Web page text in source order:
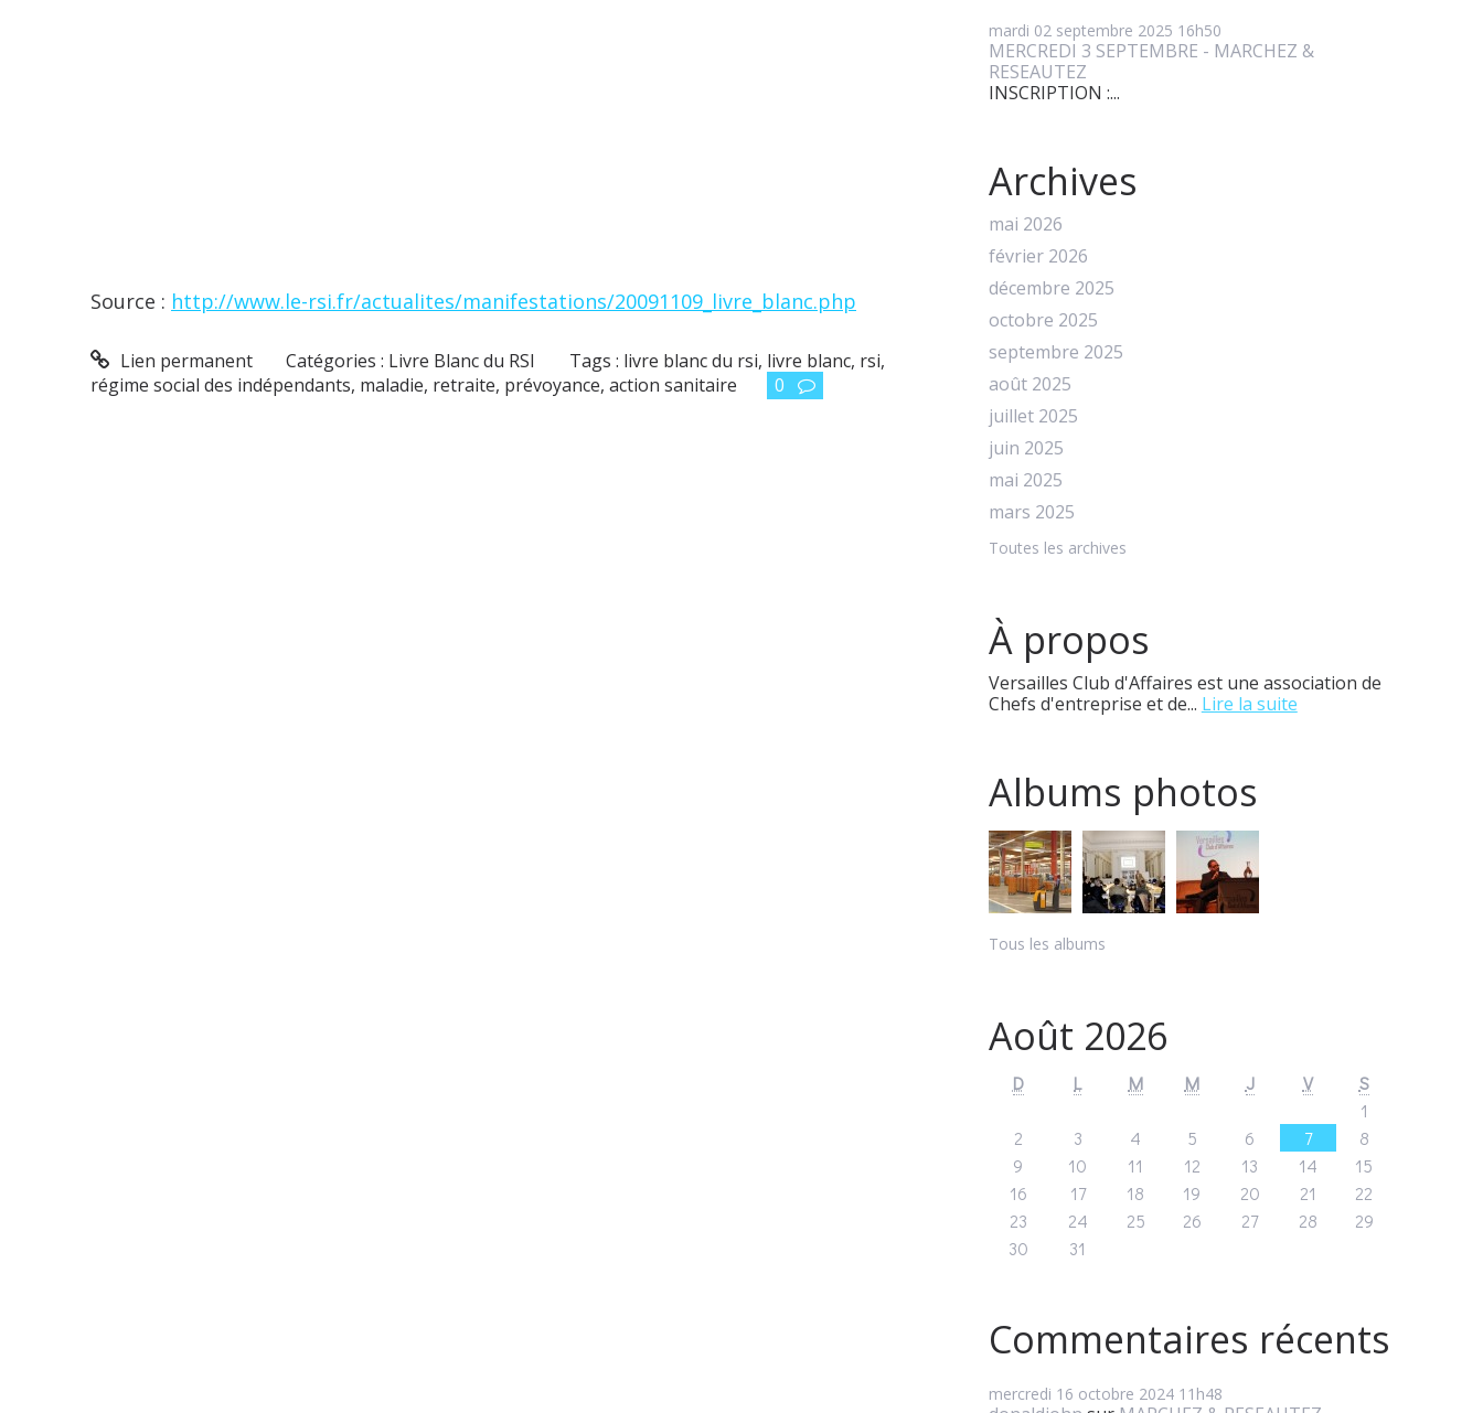
Source : http://www.le-rsi.fr/actualites/manifestations/20091109_livre_blanc.php
Lien permanent Catégories : Livre Blanc du RSI Tags : livre blanc du rsi, livre blanc, rsi,
régime social des indépendants, maladie, retraite, prévoyance, action sanitaire 0
mardi 02 septembre 2025 16h50
MERCREDI 3 SEPTEMBRE - MARCHEZ &
RESEAUTEZ
INSCRIPTION :...
Archives
mai 2026
février 2026
décembre 2025
octobre 2025
septembre 2025
août 2025
juillet 2025
juin 2025
mai 2025
mars 2025
Toutes les archives
À propos
Versailles Club d'Affaires est une association de
Chefs d'entreprise et de... Lire la suite
Albums photos
Tous les albums
Août 2026
D L M M J V
S
1
2
3 4 5 6 7
8
9
10 11 12 13 14
15
16
17 18 19 20 21
22
23
24 25 26 27 28
29
30
31
Commentaires récents
mercredi 16 octobre 2024 11h48